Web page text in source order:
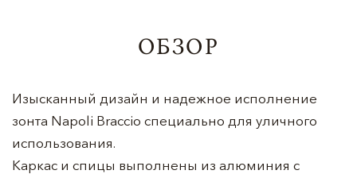
ОБЗОР
Изысканный дизайн и надежное исполнение
зонта Napoli Braccio специально для уличного
использования.
Каркас и спицы выполнены из алюминия с